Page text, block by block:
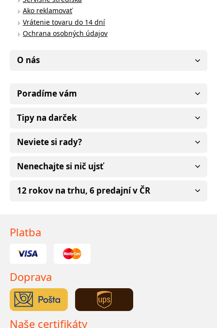
Ako reklamovať
Vrátenie tovaru do 14 dní
Ochrana osobných údajov
O nás
Poradíme vám
Tipy na darček
Neviete si rady?
Nenechajte si nič ujsť
12 rokov na trhu, 6 predajní v ČR
Platba
Doprava
Naše certifikáty